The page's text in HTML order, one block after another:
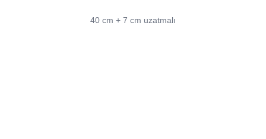
40 cm + 7 cm uzatmalı